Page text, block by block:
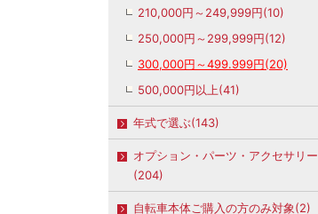
210,000円～249,999円(10)
250,000円～299,999円(12)
300,000円～499.999円(20)
500,000円以上(41)
年式で選ぶ(143)
オプション・パーツ・アクセサリー
(204)
自転車本体ご購入の方のみ対象(2)